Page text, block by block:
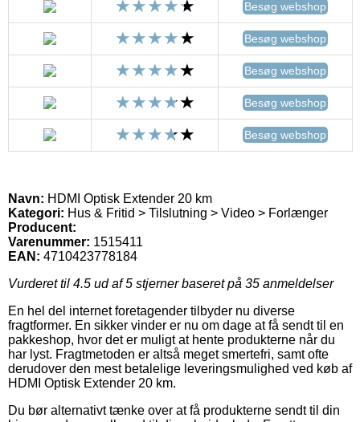
Besøg webshop
Besøg webshop
Besøg webshop
Besøg webshop
Besøg webshop
Navn: HDMI Optisk Extender 20 km
Kategori: Hus & Fritid > Tilslutning > Video > Forlænger
Producent:
Varenummer: 1515411
EAN: 4710423778184
Vurderet til 4.5 ud af 5 stjerner baseret på 35 anmeldelser
En hel del internet foretagender tilbyder nu diverse
fragtformer. En sikker vinder er nu om dage at få sendt til en
pakkeshop, hvor det er muligt at hente produkterne når du
har lyst. Fragtmetoden er altså meget smertefri, samt ofte
derudover den mest betalelige leveringsmulighed ved køb af
HDMI Optisk Extender 20 km.
Du bør alternativt tænke over at få produkterne sendt til din